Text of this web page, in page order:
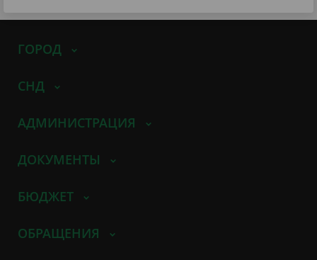
ГОРОД
СНД
АДМИНИСТРАЦИЯ
ДОКУМЕНТЫ
БЮДЖЕТ
ОБРАЩЕНИЯ